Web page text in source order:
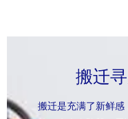
搬迁
搬迁是充满了新鲜感